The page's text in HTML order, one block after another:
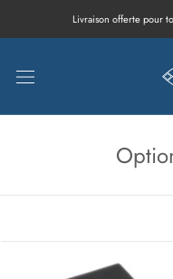
Livraison offerte pour